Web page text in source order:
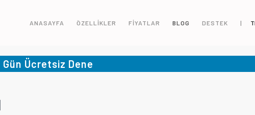
ANASAYFA ÖZELLİKLER FİYATLAR BLOG DESTEK |
Gün Ücretsiz Dene